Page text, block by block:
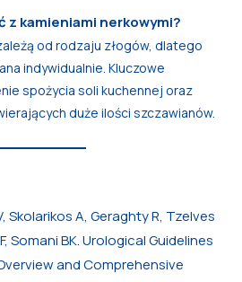
z kamieniami nerkowymi?
od rodzaju złogów, dlatego
indywidualnie. Kluczowe
spożycia soli kuchennej oraz
duże ilości szczawianów.
Skolarikos A, Geraghty R, Tzelves
Somani BK. Urological Guidelines
and Comprehensive